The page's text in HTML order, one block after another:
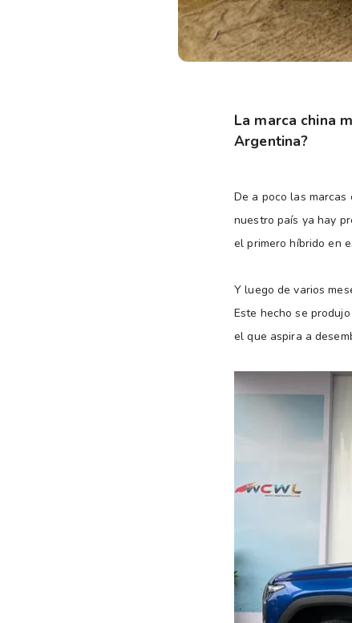
La marca china
Argentina?
De a poco las marcas
nuestro país ya hay
el primero híbrido en
Y luego de varios
Este hecho se
el que aspira a